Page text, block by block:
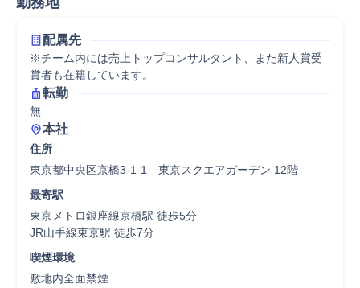
配属先
※チーム内には売上トップコンサルタント、また新人賞受
賞者も在籍しています。
転勤
無
本社
住所
東京都中央区京橋3-1-1　東京スクエアガーデン 12階
最寄駅
東京メトロ銀座線京橋駅 徒歩5分
JR山手線東京駅 徒歩7分
喫煙環境
敷地内全面禁煙